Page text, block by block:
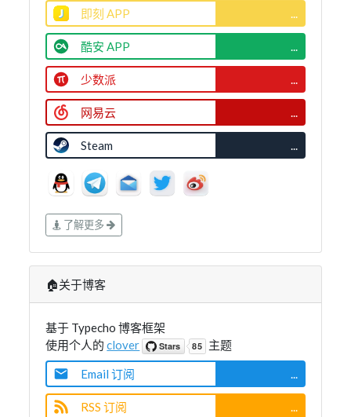
即刻 APP ...
酷安 APP ...
少数派 ...
网易云 ...
Steam ...
了解更多
🏠关于博客
基于 Typecho 博客框架
使用个人的clover 主题
Email 订阅 ...
RSS 订阅 ...